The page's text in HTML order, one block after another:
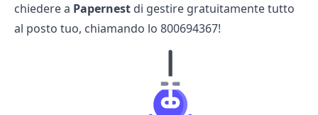
chiedere a Papernest di gestire gratuitamente tutto
al posto tuo, chiamando lo 800694367!